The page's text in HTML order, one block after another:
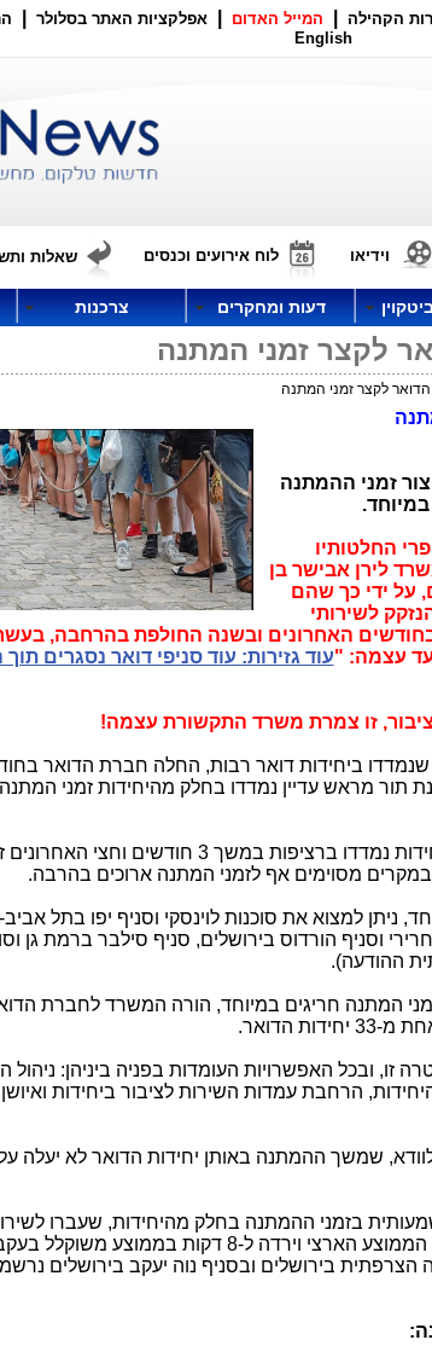
הקהילה המייל האדום אפלקציות האתר בסלולר
English
וידיאו לוח אירועים וכנסים שאלות
דעות ומחקרים צרכנות
לקצר זמני המתנה
לקצר זמני המתנה
זמני ההמתנה
החלטותיו
לירן אבישר בן
על ידי כך שהם
לשירותי
האחרונים ובשנה החולפת בהרחבה,
עצמה: "עוד גזירות: עוד סניפי דואר נסגרים
זו צמרת משרד התקשורת עצמה!
ביחידות דואר רבות, החלה חברת הדואר
תור מראש עדיין נמדדו בחלק מהיחידות זמני
מדיווחי חברת הדואר למשרד התקשורת עלה, שב-33 יחידות נמדדו ברציפות במשך 3 חודשים וחצי
ניתן למצוא את סוכנות לוינסקי וסניף יפו בתל אביב-
וסניף הורדוס בירושלים, סניף סילבר ברמת גן
ההודעה).
המתנה חריגים במיוחד, הורה המשרד לחברת
הדואר.
ובכל האפשרויות העומדות בפניה ביניהן: ניהול
הרחבת עמדות השירות לציבור ביחידות ואיושן
בזמני ההמתנה בחלק מהיחידות, שעברו לשירות
תור מראש. חברת הדואר שיפרה את משך זמן ההמתנה הממוצע הארצי וירדה ל-8
הצרפתית בירושלים ובסניף נוה יעקב בירושלים